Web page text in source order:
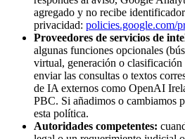
agregado y no recibe
privacidad: policies.google.com/
Proveedores de servicios de
algunas funciones opcionales
virtual, generación o clasificación
enviar las consultas o textos
de IA externos como OpenAI
PBC. Si añadimos o cambiamos
esta política.
Autoridades competentes: